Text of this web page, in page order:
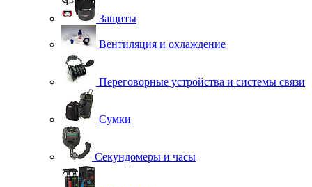
Защиты
Вентиляция и охлаждение
Переговорные устройства и системы связи
Сумки
Секундомеры и часы